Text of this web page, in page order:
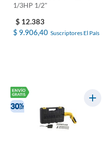
1/3HP 1/2"
$ 12.383
$ 9.906,40 Suscriptores El País